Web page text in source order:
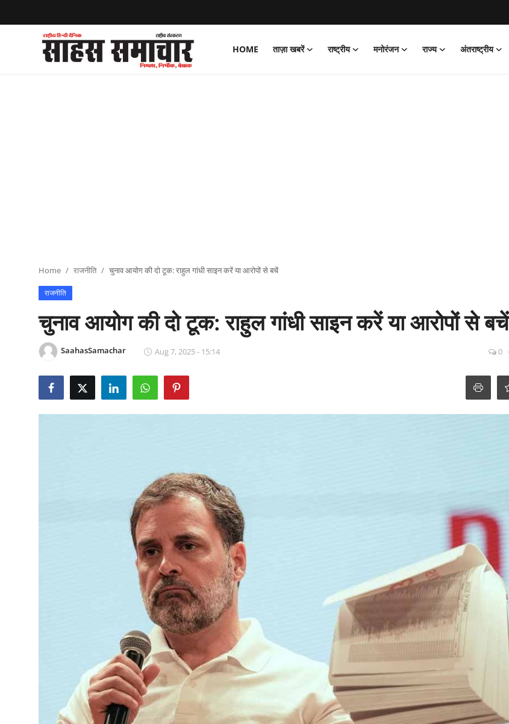
HOME ताज़ा खबरें राष्ट्रीय मनोरंजन राज्य अंतराष्ट्रीय
Register
लाइफस्टाइल
Home राजनीति चुनाव आयोग की दो टूक: राहुल गांधी साइन करें या आरोपों से बचें
राजनीति
चुनाव आयोग की दो टूक: राहुल गांधी साइन करें या आरोपों से बचें
SaahasSamachar Aug 7, 2025 - 15:14 0